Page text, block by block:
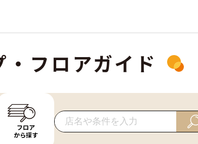
・フロアガイド
フロア
から探す